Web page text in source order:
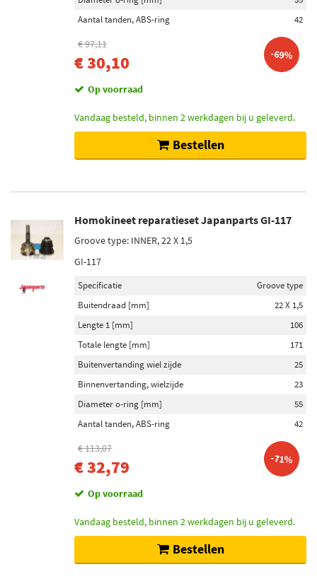
Aantal tanden, ABS-ring
42
€ 97,11
€ 30,10 -69%
Op voorraad
Vandaag besteld, binnen 2 werkdagen bij u geleverd.
Bestellen
Homokineet reparatieset Japanparts GI-117
Groove type: INNER, 22 X 1,5
GI-117
Specificatie
Groove type
Buitendraad [mm]
22 X 1,5
Lengte 1 [mm]
106
Totale lengte [mm]
171
Buitenvertanding wiel zijde
25
Binnenvertanding, wielzijde
23
Diameter o-ring [mm]
55
Aantal tanden, ABS-ring
42
€ 113,07
€ 32,79 -71%
Op voorraad
Vandaag besteld, binnen 2 werkdagen bij u geleverd.
Bestellen